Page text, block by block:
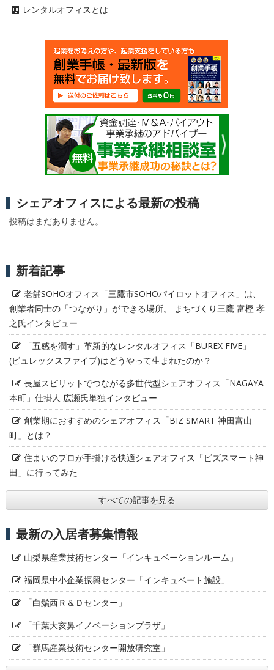
レンタルオフィスとは
シェアオフィスによる最新の投稿
投稿はまだありません。
新着記事
老舗SOHOオフィス「三鷹市SOHOパイロットオフィス」は、
創業者同士の「つながり」ができる場所。 まちづくり三鷹 富樫 孝
之氏インタビュー
「五感を潤す」革新的なレンタルオフィス「BUREX FIVE」
(ビュレックスファイブ)はどうやって生まれたのか？
長屋スピリットでつながる多世代型シェアオフィス「NAGAYA
本町」仕掛人 広瀬氏単独インタビュー
創業期におすすめのシェアオフィス「BIZ SMART 神田富山
町」とは？
住まいのプロが手掛ける快適シェアオフィス「ビズスマート神
田」に行ってみた
すべての記事を見る
最新の入居者募集情報
山梨県産業技術センター「インキュベーションルーム」
福岡県中小企業振興センター「インキュベート施設」
「白鬚西Ｒ＆Ｄセンター」
「千葉大亥鼻イノベーションプラザ」
「群馬産業技術センター開放研究室」